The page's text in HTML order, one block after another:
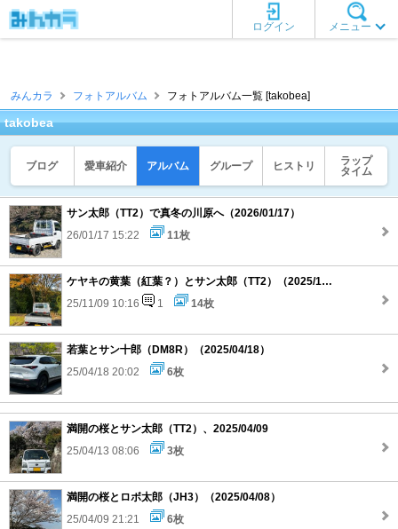
メニュー
ログイン
みんカラ フォトアルバム フォトアルバム一覧 [takobea]
takobea
ブログ 愛車紹介 アルバム グループ ヒストリ
ラップ
タイム
サン太郎（TT2）で真冬の川原へ（2026/01/17）
26/01/17 15:22
11枚
ケヤキの黄葉（紅葉？）とサン太郎（TT2）（2025/11/08）
25/11/09 10:16
1 14枚
若葉とサン十郎（DM8R）（2025/04/18）
25/04/18 20:02
6枚
満開の桜とサン太郎（TT2）、2025/04/09
25/04/13 08:06
3枚
満開の桜とロボ太郎（JH3）（2025/04/08）
25/04/09 21:21
6枚